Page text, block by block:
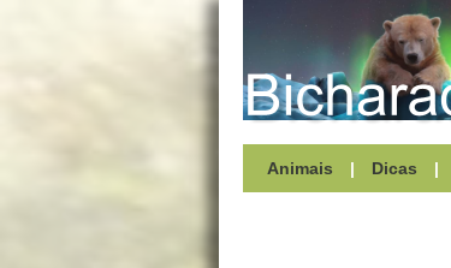
Animais | Dicas |